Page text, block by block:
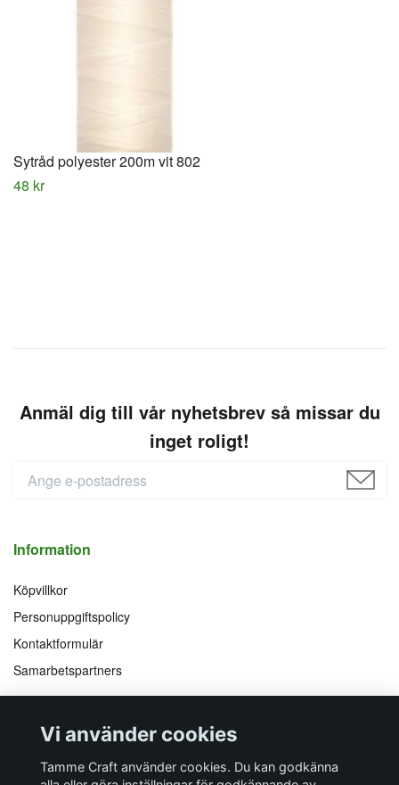
Sytråd polyester 200m vit 802
48 kr
Anmäl dig till vår nyhetsbrev så missar du
inget roligt!
Information
Köpvillkor
Personuppgiftspolicy
Kontaktformulär
Samarbetspartners
Följ oss på
Facebook
Instagram
YouTube
Pinterest
Vi accepterar
Vi använder cookies
Tamme Craft använder cookies. Du kan godkänna